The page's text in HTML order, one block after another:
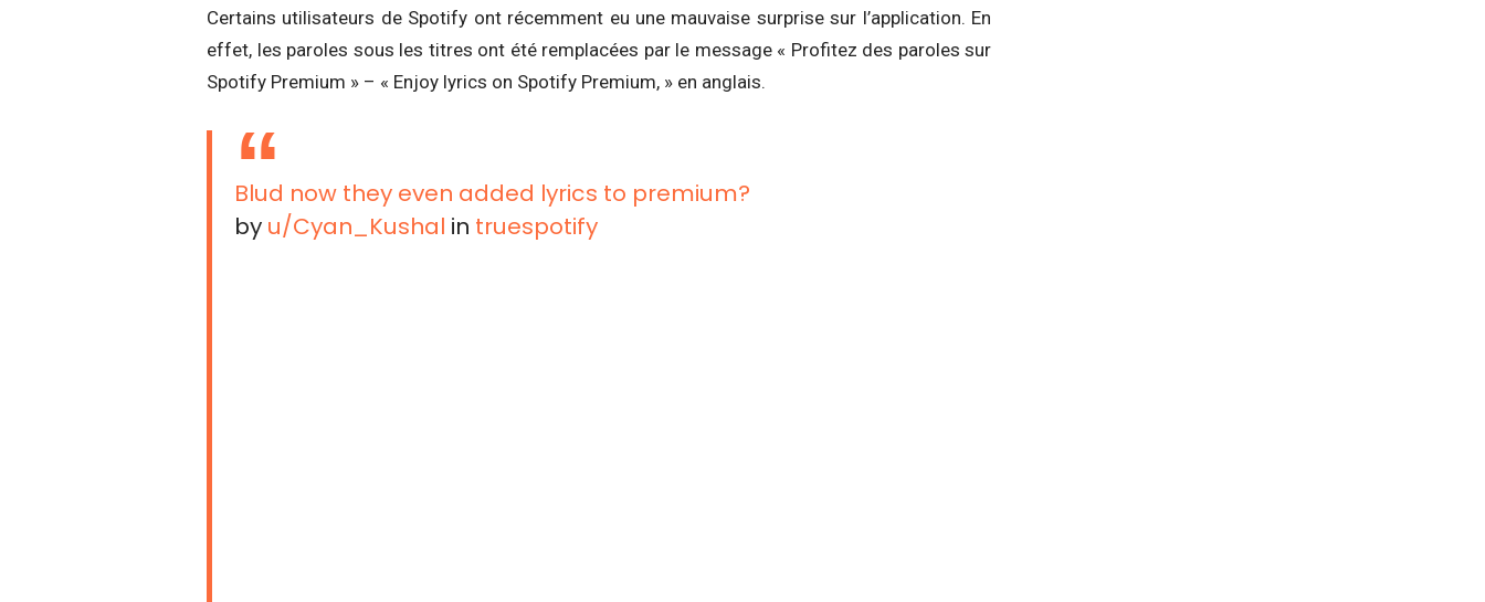
Certains utilisateurs de Spotify ont récemment eu une mauvaise surprise sur l’application. En
effet, les paroles sous les titres ont été remplacées par le message « Profitez des paroles sur
Spotify Premium » – « Enjoy lyrics on Spotify Premium, » en anglais.
Blud now they even added lyrics to premium?
by u/Cyan_Kushal in truespotify